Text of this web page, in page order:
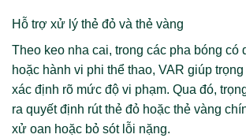
Hỗ trợ xử lý thẻ đỏ và thẻ vàng
Theo keo nha cai, trong các pha bóng có
hoặc hành vi phi thể thao, VAR giúp
xác định rõ mức độ vi phạm. Qua đó,
ra quyết định rút thẻ đỏ hoặc thẻ vàng
xử oan hoặc bỏ sót lỗi nặng.